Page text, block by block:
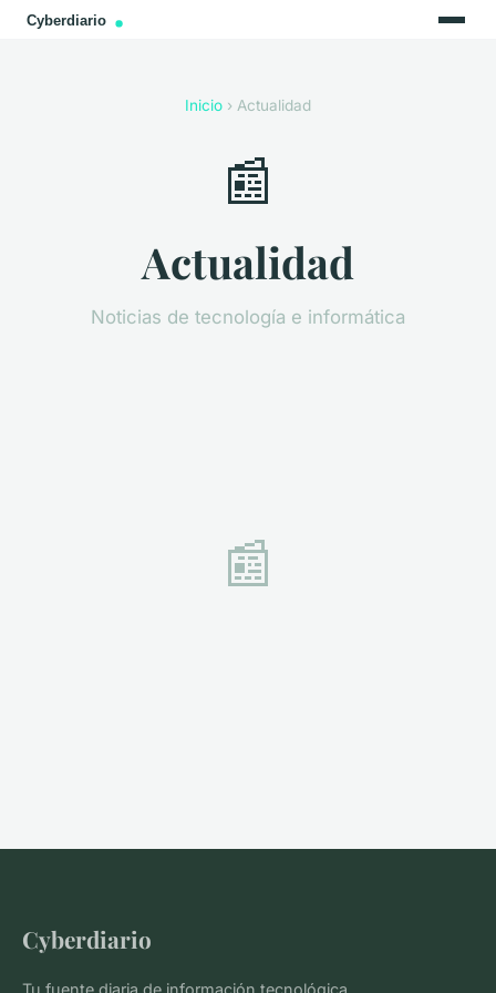
Inicio › Actualidad
📰
Actualidad
Noticias de tecnología e informática
📰
Cyberdiario